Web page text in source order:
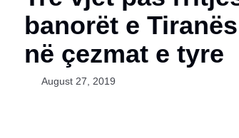
banorët e
në çezmat e tyre
August 27, 2019